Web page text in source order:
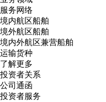
服务网络
境内航区船舶
境外航区船舶
境内外航区兼营船舶
运输货种
了解更多
投资者关系
公司通函
投资者服务